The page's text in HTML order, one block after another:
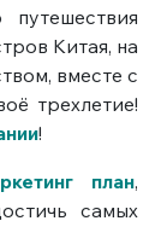
Китая, на
вместе с
трехлетие!
!
план,
самых